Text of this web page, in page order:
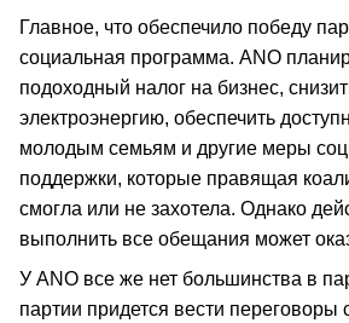
Главное, что обеспечило победу
социальная программа. ANO
подоходный налог на бизнес,
электроэнергию, обеспечить
молодым семьям и другие меры
поддержки, которые правящая
смогла или не захотела. Однако
выполнить все обещания может
У ANO все же нет большинства в
партии придется вести переговоры